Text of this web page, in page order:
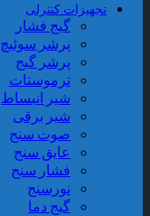
تجهیزات کنترلی
گیج فشار
پرشر سوئیچ
پرشر گیج
ترموستات
شیر انبساط
شیر برقی
صوت سنج
عایق سنج
فشار سنج
نورسنج
گیج دما